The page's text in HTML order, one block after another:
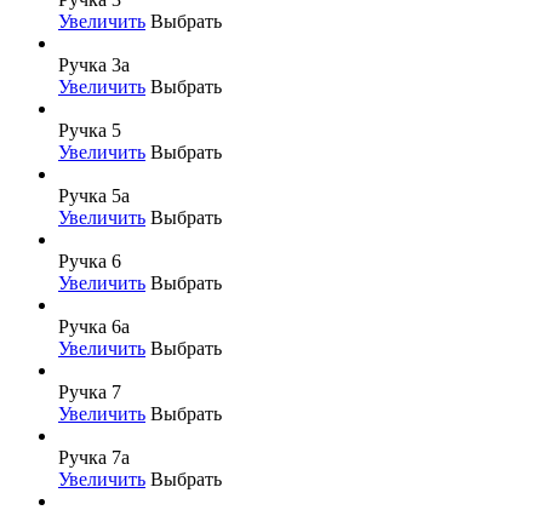
Увеличить Выбрать
Ручка 3а
Увеличить Выбрать
Ручка 5
Увеличить Выбрать
Ручка 5а
Увеличить Выбрать
Ручка 6
Увеличить Выбрать
Ручка 6а
Увеличить Выбрать
Ручка 7
Увеличить Выбрать
Ручка 7а
Увеличить Выбрать